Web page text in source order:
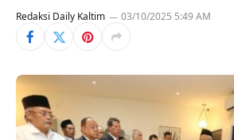
Redaksi Daily Kaltim 03/10/2025 5:49 AM